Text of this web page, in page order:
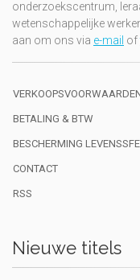
onderzoekscentrum,
wetenschappelijke
aan om ons via e-mail of
BETALING & BTW
BESCHERMING
CONTACT
RSS
Nieuwe titels